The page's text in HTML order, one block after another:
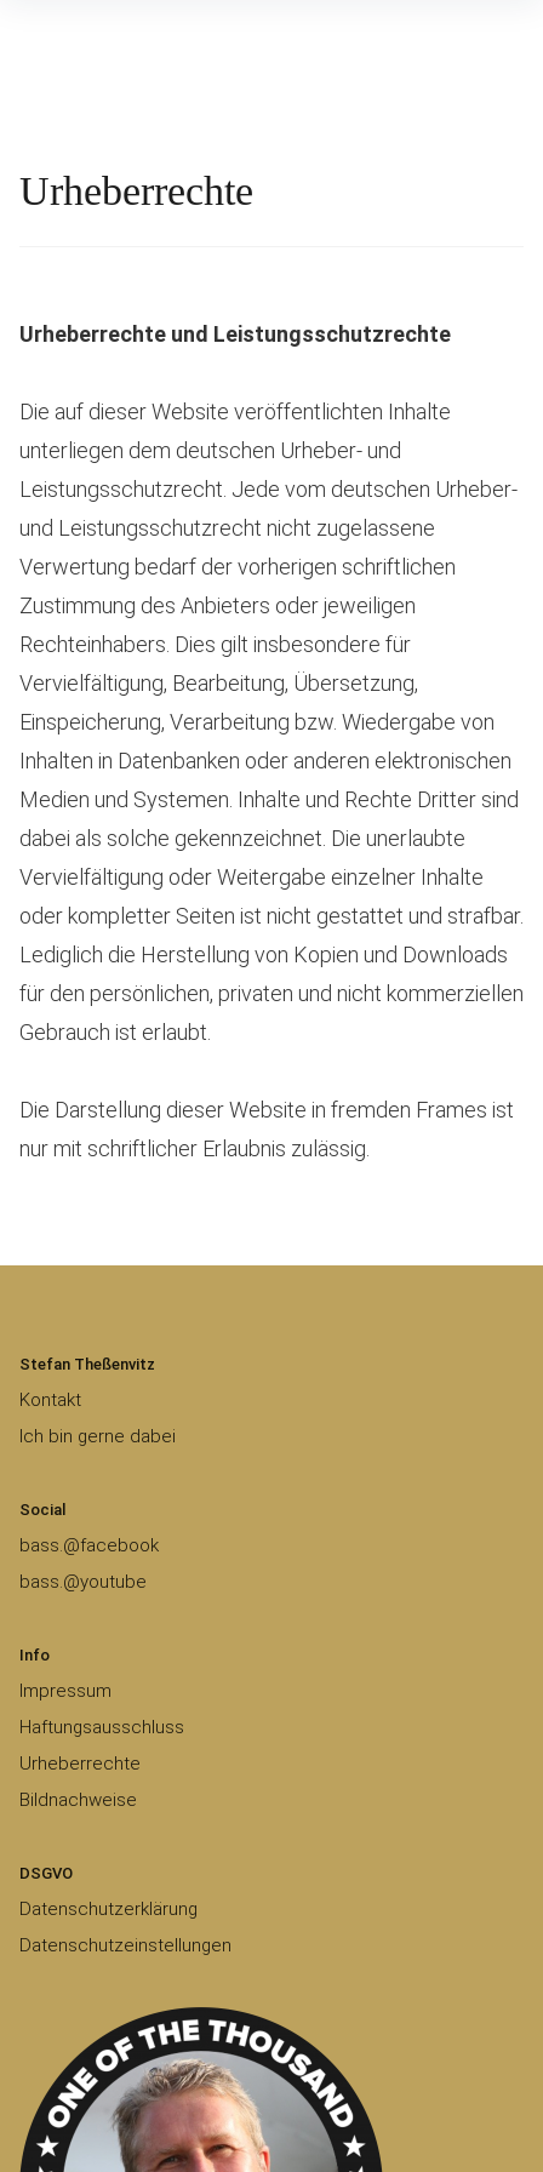
Urheberrechte
Urheberrechte und Leistungsschutzrechte
Die auf dieser Website veröffentlichten Inhalte
unterliegen dem deutschen Urheber- und
Leistungsschutzrecht. Jede vom deutschen Urheber-
und Leistungsschutzrecht nicht zugelassene
Verwertung bedarf der vorherigen schriftlichen
Zustimmung des Anbieters oder jeweiligen
Rechteinhabers. Dies gilt insbesondere für
Vervielfältigung, Bearbeitung, Übersetzung,
Einspeicherung, Verarbeitung bzw. Wiedergabe von
Inhalten in Datenbanken oder anderen elektronischen
Medien und Systemen. Inhalte und Rechte Dritter sind
dabei als solche gekennzeichnet. Die unerlaubte
Vervielfältigung oder Weitergabe einzelner Inhalte
oder kompletter Seiten ist nicht gestattet und strafbar.
Lediglich die Herstellung von Kopien und Downloads
für den persönlichen, privaten und nicht kommerziellen
Gebrauch ist erlaubt.
Die Darstellung dieser Website in fremden Frames ist
nur mit schriftlicher Erlaubnis zulässig.
Stefan Theßenvitz
Kontakt
Ich bin gerne dabei
Social
bass.@facebook
bass.@youtube
Info
Impressum
Haftungsausschluss
Urheberrechte
Bildnachweise
DSGVO
Datenschutzerklärung
Datenschutzeinstellungen